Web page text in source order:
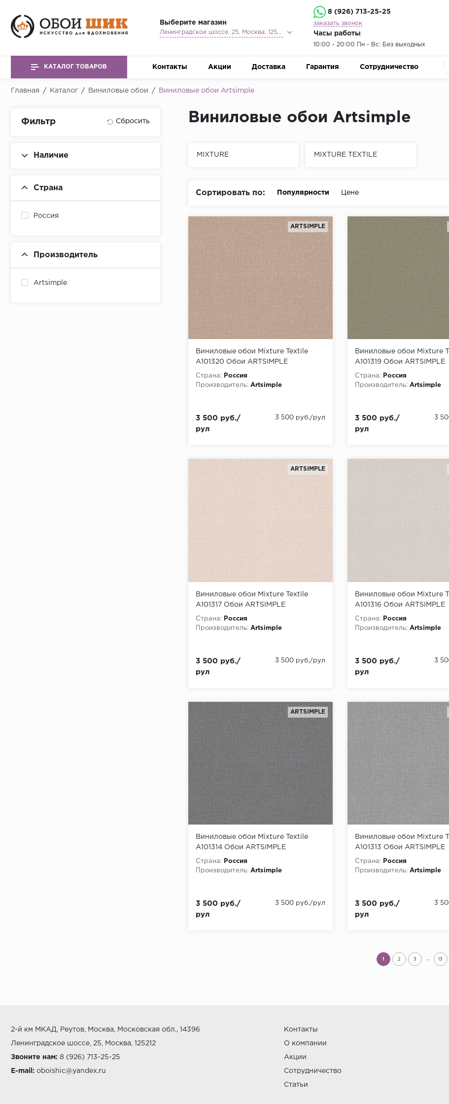
Выберите магазин
Ленинградское шоссе, 25, Москва, 125212
8 (926) 713-25-25
заказать звонок
Часы работы
10:00 - 20:00 Пн - Вс: Без выходных
КАТАЛОГ ТОВАРОВ Контакты Акции Доставка Гарантия Сотрудничество
Главная / Каталог / Виниловые обои / Виниловые обои Artsimple
Фильтр
Наличие
Страна
Россия
Производитель
Artsimple
Виниловые обои Artsimple
MIXTURE MIXTURE TEXTILE
Сортировать по: Популярности Цене
ARTSIMPLE
Виниловые обои Mixture Textile
A101320 Обои ARTSIMPLE
(Mixture Textile) (1*6) 10,00x1,06
винил на флизелине
Страна:
Россия
Производитель: Artsimple
3 500 руб./
рул
3 500 руб./рул
Виниловые обои Mixture
A101319 Обои ARTSIMPLE
(Mixture Textile) (1*6)
винил на флизелине
Страна:
Россия
Производитель: Artsimple
3 500 руб./
рул
3
ARTSIMPLE
Виниловые обои Mixture Textile
A101317 Обои ARTSIMPLE
(Mixture Textile) (1*6) 10,00x1,06
винил на флизелине
Страна:
Россия
Производитель: Artsimple
3 500 руб./
рул
3 500 руб./рул
Виниловые обои Mixture
A101316 Обои ARTSIMPLE
(Mixture Textile) (1*6)
винил на флизелине
Страна:
Россия
Производитель: Artsimple
3 500 руб./
рул
3
ARTSIMPLE
Виниловые обои Mixture Textile
A101314 Обои ARTSIMPLE
(Mixture Textile) (1*6) 10,00x1,06
винил на флизелине
Страна:
Россия
Производитель: Artsimple
3 500 руб./
рул
3 500 руб./рул
Виниловые обои Mixture
A101313 Обои ARTSIMPLE
(Mixture Textile) (1*6)
винил на флизелине
Страна:
Россия
Производитель: Artsimple
3 500 руб./
рул
3
1 2 3 13
2-й км МКАД, Реутов, Москва, Московская обл., 14396
Ленинградское шоссе, 25, Москва, 125212
Звоните нам: 8 (926) 713-25-25
E-mail: oboishic@yandex.ru
Контакты
О компании
Акции
Сотрудничество
Статьи